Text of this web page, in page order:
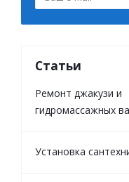
Статьи
Ремонт джакузи и
гидромассажных
Установка